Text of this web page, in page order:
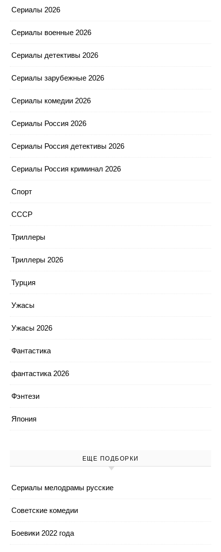
Сериалы 2026
Сериалы военные 2026
Сериалы детективы 2026
Сериалы зарубежные 2026
Сериалы комедии 2026
Сериалы Россия 2026
Сериалы Россия детективы 2026
Сериалы Россия криминал 2026
Спорт
СССР
Триллеры
Триллеры 2026
Турция
Ужасы
Ужасы 2026
Фантастика
фантастика 2026
Фэнтези
Япония
ЕЩЕ ПОДБОРКИ
Cериалы мелодрамы русские
Cоветские комедии
Боевики 2022 года